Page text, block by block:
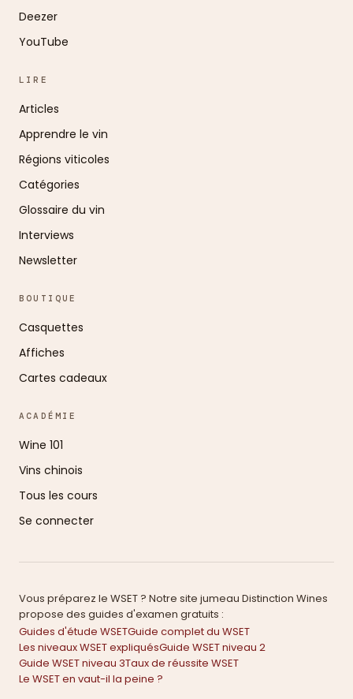
Deezer
YouTube
LIRE
Articles
Apprendre le vin
Régions viticoles
Catégories
Glossaire du vin
Interviews
Newsletter
BOUTIQUE
Casquettes
Affiches
Cartes cadeaux
ACADÉMIE
Wine 101
Vins chinois
Tous les cours
Se connecter
Vous préparez le WSET ? Notre site jumeau Distinction Wines
propose des guides d'examen gratuits :
Guides d'étude WSETGuide complet du WSET
Les niveaux WSET expliquésGuide WSET niveau 2
Guide WSET niveau 3Taux de réussite WSET
Le WSET en vaut-il la peine ?